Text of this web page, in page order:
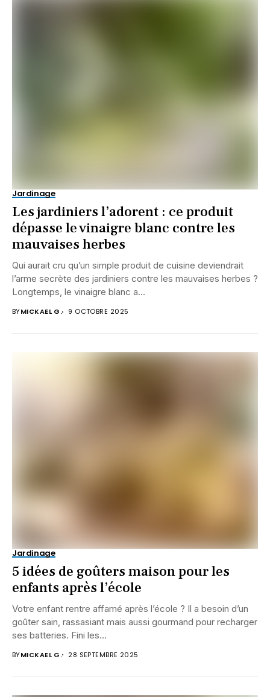
Jardinage
Les jardiniers l’adorent : ce produit
dépasse le vinaigre blanc contre les
mauvaises herbes
Qui aurait cru qu’un simple produit de cuisine deviendrait
l’arme secrète des jardiniers contre les mauvaises herbes ?
Longtemps, le vinaigre blanc a...
BYMICKAEL G. 9 OCTOBRE 2025
Jardinage
5 idées de goûters maison pour les
enfants après l’école
Votre enfant rentre affamé après l’école ? Il a besoin d’un
goûter sain, rassasiant mais aussi gourmand pour recharger
ses batteries. Fini les...
BYMICKAEL G. 28 SEPTEMBRE 2025